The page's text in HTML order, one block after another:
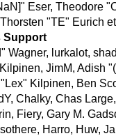
Eser, Theodore
"TE" Eurich
Support
Wagner, lurkalot,
JimM, Adish
Kilpinen, Ben
Chalky, Chas
Fiery, Gary M.
Harro, Huw,